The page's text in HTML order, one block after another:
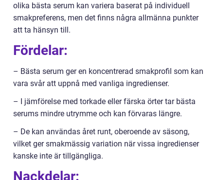
olika bästa serum kan variera baserat på individuell
smakpreferens, men det finns några allmänna punkter
att ta hänsyn till.
Fördelar:
– Bästa serum ger en koncentrerad smakprofil som kan
vara svår att uppnå med vanliga ingredienser.
– I jämförelse med torkade eller färska örter tar bästa
serums mindre utrymme och kan förvaras längre.
– De kan användas året runt, oberoende av säsong,
vilket ger smakmässig variation när vissa ingredienser
kanske inte är tillgängliga.
Nackdelar: